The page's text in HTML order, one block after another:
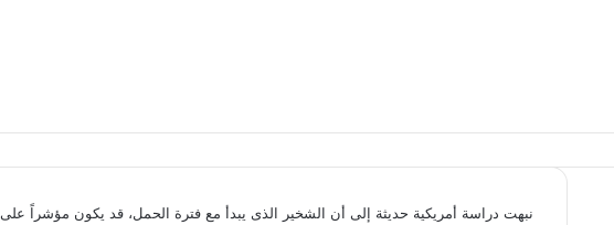
نبهت دراسة أمريكية حديثة إلى أن الشخير الذى يبدأ مع فترة الحمل، قد يكون مؤشراً على